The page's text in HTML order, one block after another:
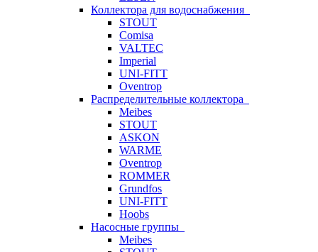
Коллектора для водоснабжения
STOUT
Comisa
VALTEC
Imperial
UNI-FITT
Oventrop
Распределительные коллектора
Meibes
STOUT
ASKON
WARME
Oventrop
ROMMER
Grundfos
UNI-FITT
Hoobs
Насосные группы
Meibes